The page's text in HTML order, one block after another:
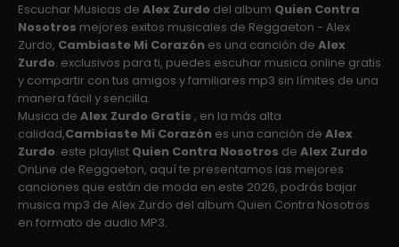
Escuchar Musicas de Alex Zurdo del album Quien Contra
Nosotros mejores exitos musicales de Reggaeton - Alex
Zurdo, Cambiaste Mi Corazón es una canción de Alex
Zurdo. exclusivos para ti, puedes escuhar musica online gratis
y compartir con tus amigos y familiares mp3 sin límites de una
manera fácil y sencilla.
Musica de Alex Zurdo Gratis , en la más alta
calidad,Cambiaste Mi Corazón es una canción de Alex
Zurdo. este playlist Quien Contra Nosotros de Alex Zurdo
OnLine de Reggaeton, aquí te presentamos las mejores
canciones que están de moda en este 2026, podrás bajar
musica mp3 de Alex Zurdo del album Quien Contra Nosotros
en formato de audio MP3.